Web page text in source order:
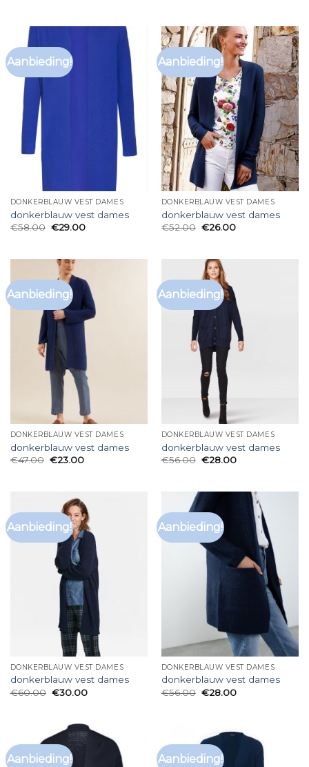
Aanbieding!
DONKERBLAUW VEST DAMES
donkerblauw vest dames
€58.00 €29.00
Aanbieding!
DONKERBLAUW VEST DAMES
donkerblauw vest dames
€52.00 €26.00
Aanbieding!
DONKERBLAUW VEST DAMES
donkerblauw vest dames
€47.00 €23.00
Aanbieding!
DONKERBLAUW VEST DAMES
donkerblauw vest dames
€56.00 €28.00
Aanbieding!
DONKERBLAUW VEST DAMES
donkerblauw vest dames
€60.00 €30.00
Aanbieding!
DONKERBLAUW VEST DAMES
donkerblauw vest dames
€56.00 €28.00
Aanbieding! Aanbieding!